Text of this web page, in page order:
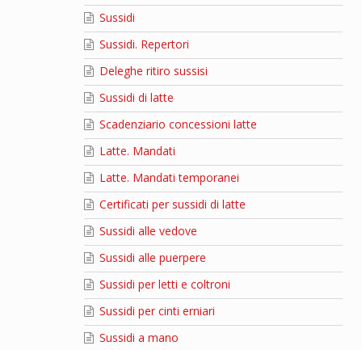
Sussidi
Sussidi. Repertori
Deleghe ritiro sussisi
Sussidi di latte
Scadenziario concessioni latte
Latte. Mandati
Latte. Mandati temporanei
Certificati per sussidi di latte
Sussidi alle vedove
Sussidi alle puerpere
Sussidi per letti e coltroni
Sussidi per cinti erniari
Sussidi a mano